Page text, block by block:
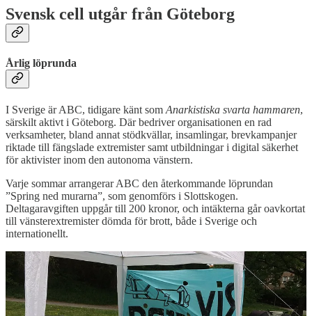
Svensk cell utgår från Göteborg
Årlig löprunda
I Sverige är ABC, tidigare känt som Anarkistiska svarta hammaren,
särskilt aktivt i Göteborg. Där bedriver organisationen en rad
verksamheter, bland annat stödkvällar, insamlingar, brevkampanjer
riktade till fängslade extremister samt utbildningar i digital säkerhet
för aktivister inom den autonoma vänstern.
Varje sommar arrangerar ABC den återkommande löprundan
”Spring ned murarna”, som genomförs i Slottskogen.
Deltagaravgiften uppgår till 200 kronor, och intäkterna går oavkortat
till vänsterextremister dömda för brott, både i Sverige och
internationellt.